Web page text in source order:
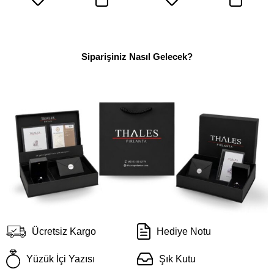
Siparişiniz Nasıl Gelecek?
Ücretsiz Kargo Hediye Notu
Yüzük İçi Yazısı Şık Kutu